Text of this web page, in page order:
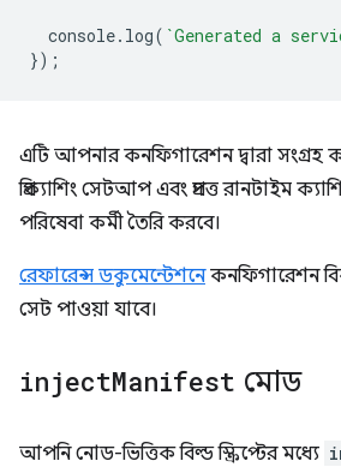
console. log( `Generated a
});
এটি আপনার কনফিগারেশন দ্বারা সংগ্রহ
প্রিক্যাশিং সেটআপ এবং প্রদত্ত রানটাইম
পরিষেবা কর্মী তৈরি করবে।
রেফারেন্স ডকুমেন্টেশনেকনফিগারেশন
সেট পাওয়া যাবে।
injectManifest মোড
আপনি নোড-ভিত্তিক বিল্ড স্ক্রিপ্টের মধ্যে